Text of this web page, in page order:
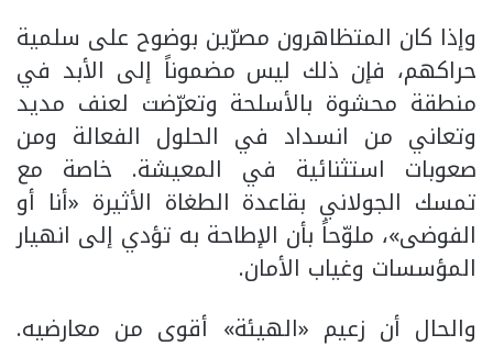
وإذا كان المتظاهرون مصرّين بوضوح على سلمية
حراكهم، فإن ذلك ليس مضموناً إلى الأبد في
منطقة محشوة بالأسلحة وتعرّضت لعنف مديد
وتعاني من انسداد في الحلول الفعالة ومن
صعوبات استثنائية في المعيشة. خاصة مع
تمسك الجولاني بقاعدة الطغاة الأثيرة «أنا أو
الفوضى»، ملوّحاً بأن الإطاحة به تؤدي إلى انهيار
المؤسسات وغياب الأمان.
والحال أن زعيم «الهيئة» أقوى من معارضيه.